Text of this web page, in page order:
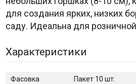
для создания ярких, низких
саду. Идеальна для
Характеристики
Фасовка
Пакет 10 шт.